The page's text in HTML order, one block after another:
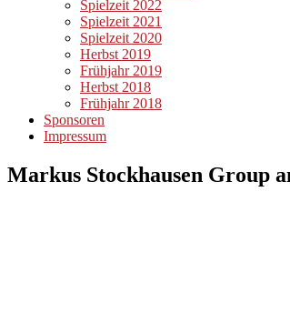
Spielzeit 2022
Spielzeit 2021
Spielzeit 2020
Herbst 2019
Frühjahr 2019
Herbst 2018
Frühjahr 2018
Sponsoren
Impressum
Markus Stockhausen Group